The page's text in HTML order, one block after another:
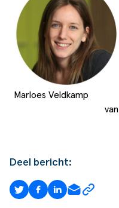
Marloes
Deel bericht: